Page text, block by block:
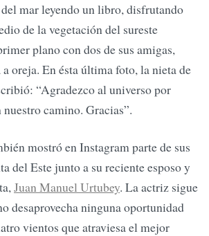
mar leyendo un libro, disfrutando
de la vegetación del sureste
plano con dos de sus amigas,
oreja. En ésta última foto, la nieta de
“Agradezco al universo por
camino. Gracias”.
mostró en Instagram parte de sus
del Este junto a su reciente esposo y
Juan Manuel Urtubey. La actriz sigue
desaprovecha ninguna oportunidad
vientos que atraviesa el mejor